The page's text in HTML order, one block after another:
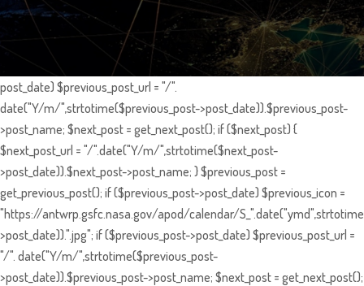
post_date) $previous_post_url = "/".
date("Y/m/",strtotime($previous_post->post_date)).$previous_post-
>post_name; $next_post = get_next_post(); if ($next_post) {
$next_post_url = "/".date("Y/m/",strtotime($next_post-
>post_date)).$next_post->post_name; } $previous_post =
get_previous_post(); if ($previous_post->post_date) $previous_icon =
"https://antwrp.gsfc.nasa.gov/apod/calendar/
>post_date)).".jpg"; if ($previous_post->post_date) $previous_post_url =
"/". date("Y/m/",strtotime($previous_post-
>post_date)).$previous_post->post_name; $next_post = get_next_post();